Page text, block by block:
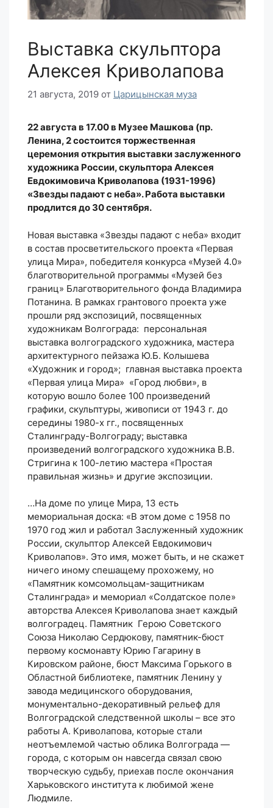
Выставка скульптора
Алексея Криволапова
21 августа, 2019 от Царицынская муза
22 августа в 17.00 в Музее Машкова (пр.
Ленина, 2 состоится торжественная
церемония открытия выставки заслуженного
художника России, скульптора Алексея
Евдокимовича Криволапова (1931-1996)
«Звезды падают с неба». Работа выставки
продлится до 30 сентября.
Новая выставка «Звезды падают с неба» входит
в состав просветительского проекта «Первая
улица Мира», победителя конкурса «Музей 4.0»
благотворительной программы «Музей без
границ» Благотворительного фонда Владимира
Потанина. В рамках грантового проекта уже
прошли ряд экспозиций, посвященных
художникам Волгограда: персональная
выставка волгоградского художника, мастера
архитектурного пейзажа Ю.Б. Колышева
«Художник и город»; главная выставка проекта
«Первая улица Мира» «Город любви», в
которую вошло более 100 произведений
графики, скульптуры, живописи от 1943 г. до
середины 1980-х гг., посвященных
Сталинграду-Волгограду; выставка
произведений волгоградского художника В.В.
Стригина к 100-летию мастера «Простая
правильная жизнь» и другие экспозиции.
…На доме по улице Мира, 13 есть
мемориальная доска: «В этом доме с 1958 по
1970 год жил и работал Заслуженный художник
России, скульптор Алексей Евдокимович
Криволапов». Это имя, может быть, и не скажет
ничего иному спешащему прохожему, но
«Памятник комсомольцам-защитникам
Сталинграда» и мемориал «Солдатское поле»
авторства Алексея Криволапова знает каждый
волгоградец. Памятник Герою Советского
Союза Николаю Сердюкову, памятник-бюст
первому космонавту Юрию Гагарину в
Кировском районе, бюст Максима Горького в
Областной библиотеке, памятник Ленину у
завода медицинского оборудования,
монументально-декоративный рельеф для
Волгоградской следственной школы – все это
работы А. Криволапова, которые стали
неотъемлемой частью облика Волгограда —
города, с которым он навсегда связал свою
творческую судьбу, приехав после окончания
Харьковского института к любимой жене
Людмиле.